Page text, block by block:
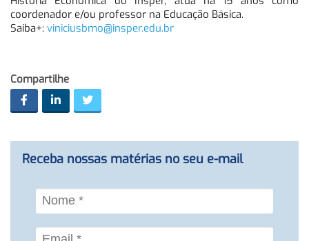
coordenador e/ou professor na Educação Básica.
Saiba+: viniciusbmo@insper.edu.br
Compartilhe
Receba nossas matérias no seu e-mail